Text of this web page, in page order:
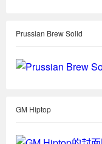
Prussian Brew Solid
GM Hiptop